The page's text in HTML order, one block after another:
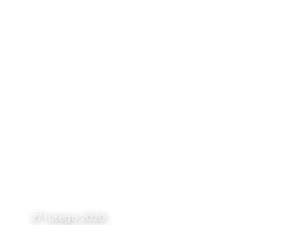
27 lutego 2020